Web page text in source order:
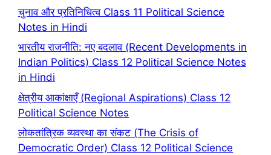
चुनाव और प्रतिनिधित्व Class 11 Political Science
Notes in Hindi
भारतीय राजनीति: नए बदलाव (Recent Developments in
Indian Politics) Class 12 Political Science Notes
in Hindi
क्षेत्रीय आकांक्षाएँ (Regional Aspirations) Class 12
Political Science Notes
लोकतांत्रिक व्यवस्था का संकट (The Crisis of
Democratic Order) Class 12 Political Science